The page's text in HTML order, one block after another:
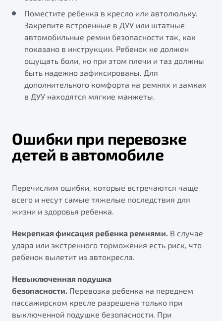
Поместите ребенка в кресло или автолюльку.
Закрепите встроенные в ДУУ или штатные
автомобильные ремни безопасности так, как
показано в инструкции. Ребенок не должен
ощущать боли, но при этом плечи и таз должны
быть надежно зафиксированы. Для
дополнительного комфорта на ремнях и замках
в ДУУ находятся мягкие манжеты.
Ошибки при перевозке
детей в автомобиле
Перечислим ошибки, которые встречаются чаще
всего и несут самые тяжелые последствия для
жизни и здоровья ребенка.
Некрепкая фиксация ребенка ремнями. В случае
удара или экстренного торможения есть риск, что
ребенок вылетит из автокресла.
Невыключенная подушка
безопасности. Перевозка ребенка на переднем
пассажирском кресле разрешена только при
выключенной подушке безопасности. При